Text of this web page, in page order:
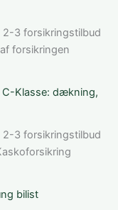
2-3 forsikringstilbud
forsikringen
C-Klasse: dækning,
2-3 forsikringstilbud
bilist